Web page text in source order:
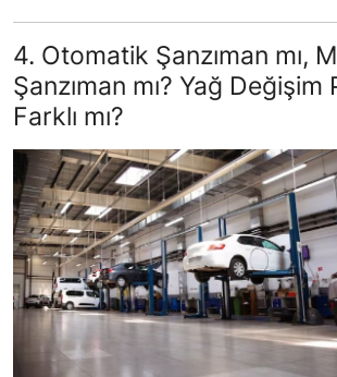
4. Otomatik Şanzıman mı,
Şanzıman mı? Yağ Değişim
Farklı mı?